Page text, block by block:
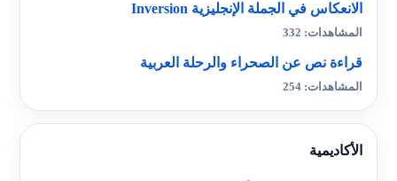
الانعكاس في الجملة الإنجليزية Inversion
المشاهدات: 332
قراءة نص عن الصحراء والرحلة العربية
المشاهدات: 254
الأكاديمية